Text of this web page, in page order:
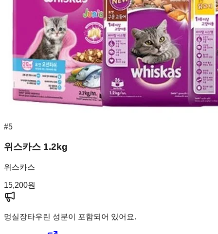
#5
위스카스 1.2kg
위스카스
15,200원
멍실장타우린 성분이 포함되어 있어요.